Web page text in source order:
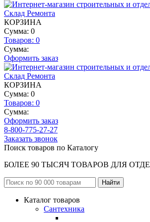
КОРЗИНА
Сумма: 0
Товаров: 0
Сумма:
Оформить заказ
КОРЗИНА
Сумма: 0
Товаров: 0
Сумма:
Оформить заказ
8-800-775-27-27
Заказать звонок
Поиск товаров по Каталогу
БОЛЕЕ 90 ТЫСЯЧ ТОВАРОВ ДЛЯ
Каталог товаров
Сантехника